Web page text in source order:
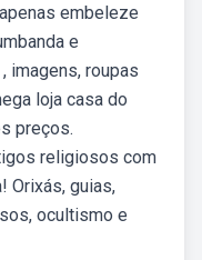
embeleze
e
imagens, roupas
loja casa do
preços.
religiosos com
Orixás, guias,
ocultismo e